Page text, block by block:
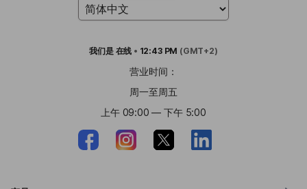
我们是 在线 • 12:43 PM (GMT+2)
营业时间：
周一至周五
上午 09:00 — 下午 5:00